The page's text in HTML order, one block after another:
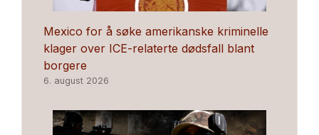
Mexico for å søke amerikanske kriminelle
klager over ICE-relaterte dødsfall blant
borgere
6. august 2026